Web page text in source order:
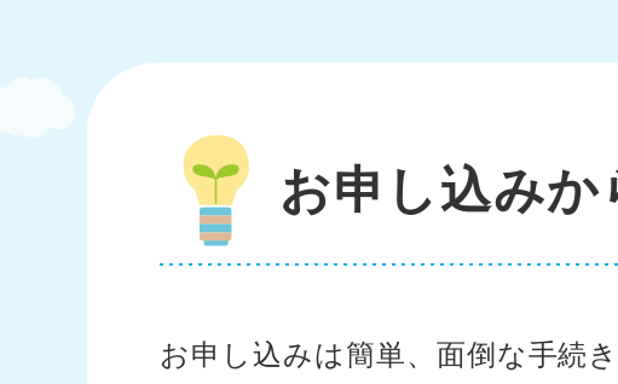
お申し込み
お申し込みは簡単、面倒な手続